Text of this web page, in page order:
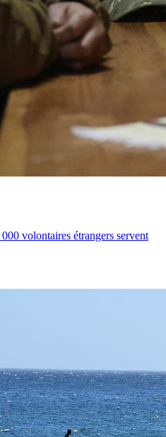
volontaires étrangers servent